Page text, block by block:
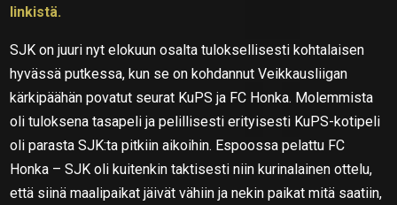
linkistä.
SJK on juuri nyt elokuun osalta tuloksellisesti kohtalaisen
hyvässä putkessa, kun se on kohdannut Veikkausliigan
kärkipäähän povatut seurat KuPS ja FC Honka. Molemmista
oli tuloksena tasapeli ja pelillisesti erityisesti KuPS-kotipeli
oli parasta SJK:ta pitkiin aikoihin. Espoossa pelattu FC
Honka – SJK oli kuitenkin taktisesti niin kurinalainen ottelu,
että siinä maalipaikat jäivät vähiin ja nekin paikat mitä saatiin,